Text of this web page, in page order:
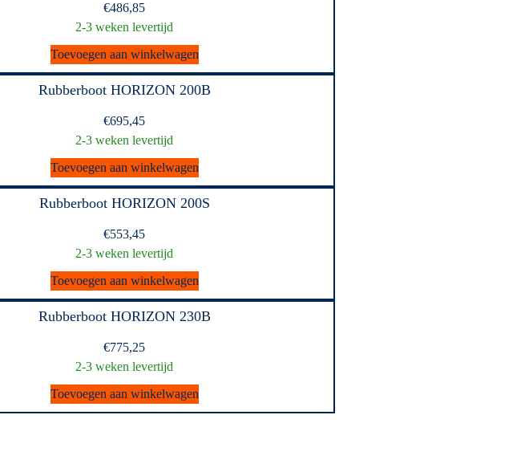
€486,85
2-3 weken levertijd
Toevoegen aan winkelwagen
Rubberboot HORIZON 200B
€695,45
2-3 weken levertijd
Toevoegen aan winkelwagen
Rubberboot HORIZON 200S
€553,45
2-3 weken levertijd
Toevoegen aan winkelwagen
Rubberboot HORIZON 230B
€775,25
2-3 weken levertijd
Toevoegen aan winkelwagen